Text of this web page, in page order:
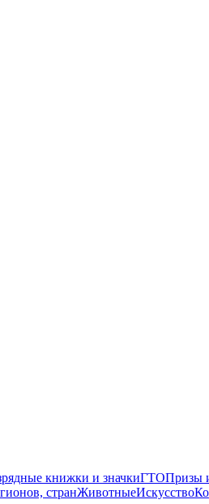
книжки и значкиГТОПризы
странЖивотныеИскусство